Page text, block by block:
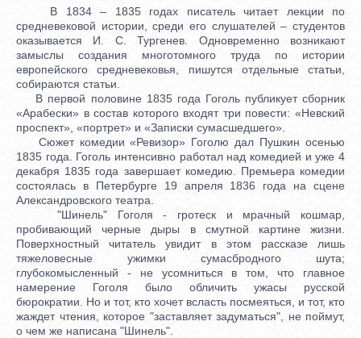
В 1834 – 1835 годах писатель читает лекции по
средневековой истории, среди его слушателей – студентов
оказывается И. С. Тургенев. Одновременно возникают
замыслы создания многотомного труда по истории
европейского средневековья, пишутся отдельные статьи,
собираются статьи.
В первой половине 1835 года Гоголь публикует сборник
«Арабески» в состав которого входят три повести: «Невский
проспект», «портрет» и «Записки сумасшедшего».
Сюжет комедии «Ревизор» Гоголю дал Пушкин осенью
1835 года. Гоголь интенсивно работал над комедией и уже 4
декабря 1835 года завершает комедию. Премьера комедии
состоялась в Петербурге 19 апреля 1836 года на сцене
Александровского театра.
"Шинель" Гоголя - гротеск и мрачный кошмар,
пробивающий черные дыры в смутной картине жизни.
Поверхностный читатель увидит в этом рассказе лишь
тяжеловесные ужимки сумасбродного шута;
глубокомысленный - не усомниться в том, что главное
намерение Гоголя было обличить ужасы русской
бюрократии. Но и тот, кто хочет всласть посмеяться, и тот, кто
жаждет чтения, которое "заставляет задуматься", не поймут,
о чем же написана "Шинель".